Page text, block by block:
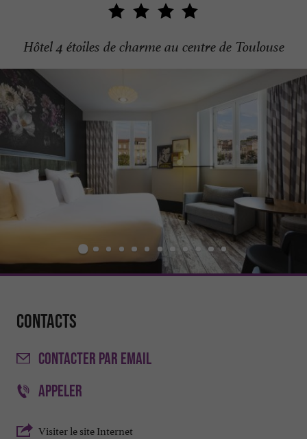
Hôtel 4 étoiles de charme au centre de Toulouse
Contacts
CONTACTER PAR EMAIL
APPELER
Visiter le site Internet